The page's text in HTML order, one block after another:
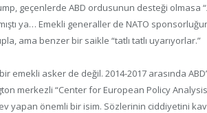
geçenlerde ABD ordusunun desteği olmasa
ya… Emekli generaller de NATO
ama benzer bir saikle “tatlı tatlı uyarıyorlar.”
emekli asker de değil. 2014-2017 arasında
merkezli “Center for European Policy
yapan önemli bir isim. Sözlerinin ciddiyetini